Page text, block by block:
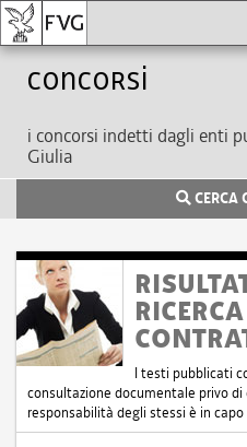
Concorsi
i concorsi indetti dagli enti
Giulia
CERCA
I testi pubblicati
consultazione documentale privo
responsabilità degli stessi è in